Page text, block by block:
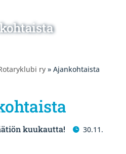
ry » Ajankohtaista
kuukautta!
30.11.